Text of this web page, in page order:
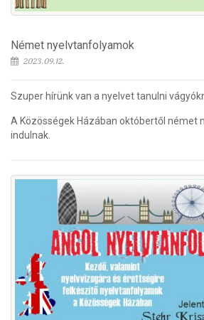
Német nyelvtanfolyamok
2023.09.12.
Szuper hírünk van a nyelvet tanulni
A Közösségek Házában októbertől német
indulnak.